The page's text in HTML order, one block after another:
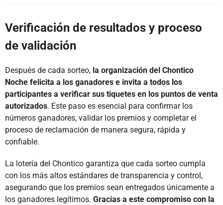
Verificación de resultados y proceso
de validación
Después de cada sorteo, la organización del Chontico
Noche felicita a los ganadores e invita a todos los
participantes a verificar sus tiquetes en los puntos de venta
autorizados. Este paso es esencial para confirmar los
números ganadores, validar los premios y completar el
proceso de reclamación de manera segura, rápida y
confiable.
La lotería del Chontico garantiza que cada sorteo cumpla
con los más altos estándares de transparencia y control,
asegurando que los premios sean entregados únicamente a
los ganadores legítimos. Gracias a este compromiso con la